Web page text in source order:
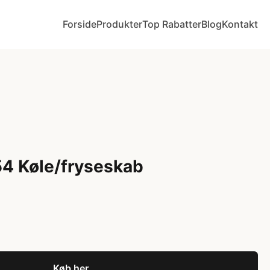
ForsideProdukterTop RabatterBlogKontakt
Køle/fryseskab